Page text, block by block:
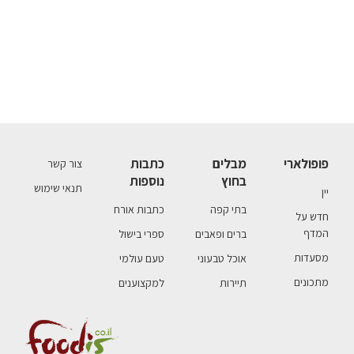
פופולארי
יין
חדש על
המדף
מסעדות
מתכונים
מבלים
בחוץ
בתי קפה
ברים ופאבים
אוכל טבעוני
תיירות
כתבות
נוספות
כתבות אורח
ספרי בישול
טעם עולמי
למקצוענים
צור קשר
תנאי שימוש